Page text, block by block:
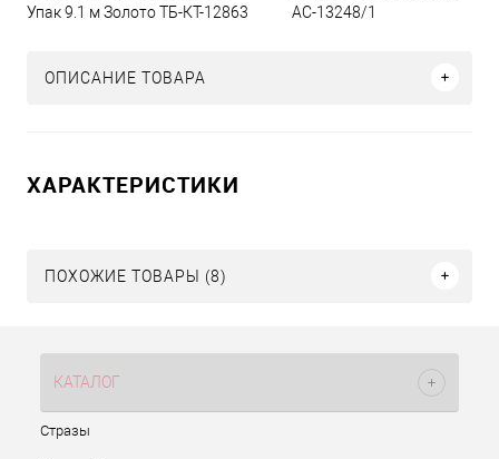
Упак 9.1 м Золото ТБ-КТ-12863
АС-13248/1
ОПИСАНИЕ ТОВАРА
ХАРАКТЕРИСТИКИ
ПОХОЖИЕ ТОВАРЫ (8)
КАТАЛОГ
Стразы